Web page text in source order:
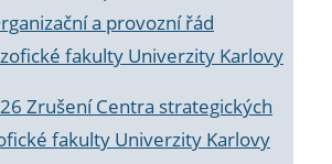
a provozní řád
fakulty Univerzity Karlovy
Zrušení Centra strategických
fakulty Univerzity Karlovy